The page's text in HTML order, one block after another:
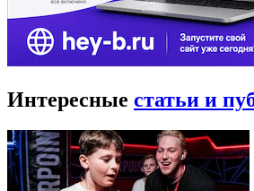
Интересные статьи и